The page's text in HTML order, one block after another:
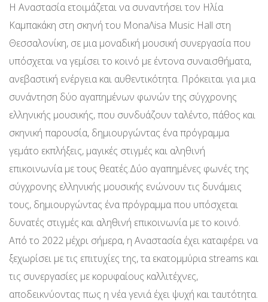
Η Αναστασία ετοιμάζεται να συναντήσει τον Ηλία
Καμπακάκη στη σκηνή του MonaΛisa Music Hall στη
Θεσσαλονίκη, σε μια μοναδική μουσική συνεργασία που
υπόσχεται να γεμίσει το κοινό με έντονα συναισθήματα,
ανεβαστική ενέργεια και αυθεντικότητα. Πρόκειται για μια
συνάντηση δύο αγαπημένων φωνών της σύγχρονης
ελληνικής μουσικής, που συνδυάζουν ταλέντο, πάθος και
σκηνική παρουσία, δημιουργώντας ένα πρόγραμμα
γεμάτο εκπλήξεις, μαγικές στιγμές και αληθινή
επικοινωνία με τους θεατές.Δύο αγαπημένες φωνές της
σύγχρονης ελληνικής μουσικής ενώνουν τις δυνάμεις
τους, δημιουργώντας ένα πρόγραμμα που υπόσχεται
δυνατές στιγμές και αληθινή επικοινωνία με το κοινό.
Από το 2022 μέχρι σήμερα, η Αναστασία έχει καταφέρει να
ξεχωρίσει με τις επιτυχίες της, τα εκατομμύρια streams και
τις συνεργασίες με κορυφαίους καλλιτέχνες,
αποδεικνύοντας πως η νέα γενιά έχει ψυχή και ταυτότητα.